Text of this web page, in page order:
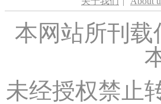
本网站所刊
未经授权禁止